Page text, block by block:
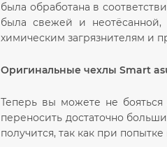
была обработана в
была свежей и неотёсанной,
химическим загрязнителям и
Оригинальные чехлы Smart
Теперь вы можете не бояться
переносить достаточно
получится, так как при